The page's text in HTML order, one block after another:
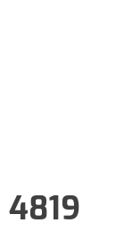
4819